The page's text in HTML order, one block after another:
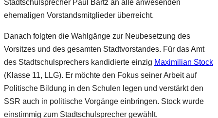
Stadtschulsprecher Paul Bartz an alle anwesenden
ehemaligen Vorstandsmitglieder überreicht.
Danach folgten die Wahlgänge zur Neubesetzung des
Vorsitzes und des gesamten Stadtvorstandes. Für das Amt
des Stadtschulsprechers kandidierte einzig Maximilian Stock
(Klasse 11, LLG). Er möchte den Fokus seiner Arbeit auf
Politische Bildung in den Schulen legen und verstärkt den
SSR auch in politische Vorgänge einbringen. Stock wurde
einstimmig zum Stadtschulsprecher gewählt.